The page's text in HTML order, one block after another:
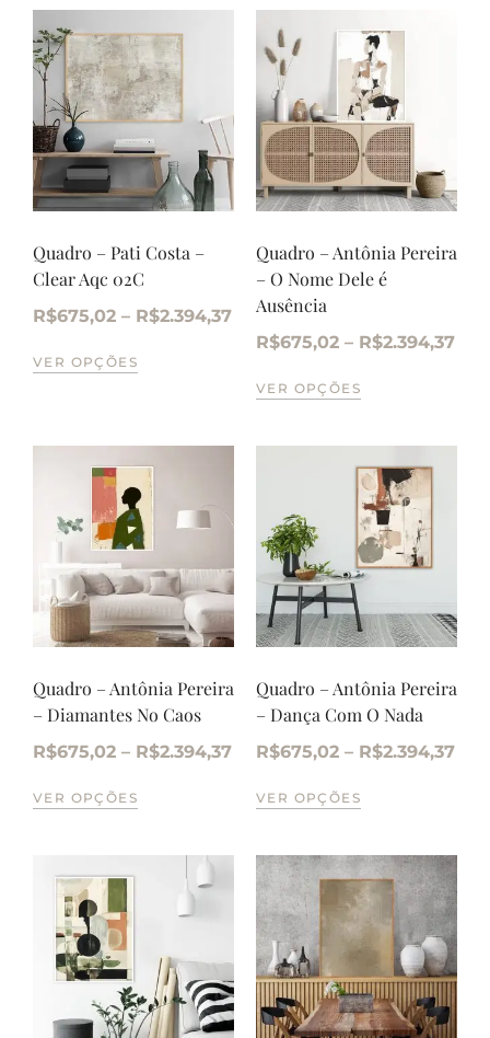
Quadro – Pati Costa –
Clear Aqc 02C
R$675,02 – R$2.394,37
VER OPÇÕES
Quadro – Antônia Pereira
– O Nome Dele é
Ausência
R$675,02 – R$2.394,37
VER OPÇÕES
Quadro – Antônia Pereira
– Diamantes No Caos
R$675,02 – R$2.394,37
VER OPÇÕES
Quadro – Antônia Pereira
– Dança Com O Nada
R$675,02 – R$2.394,37
VER OPÇÕES